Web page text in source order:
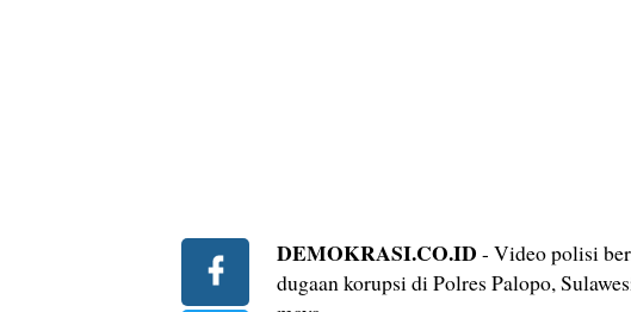
DEMOKRASI.CO.ID - Video polisi
dugaan korupsi di Polres Palopo,